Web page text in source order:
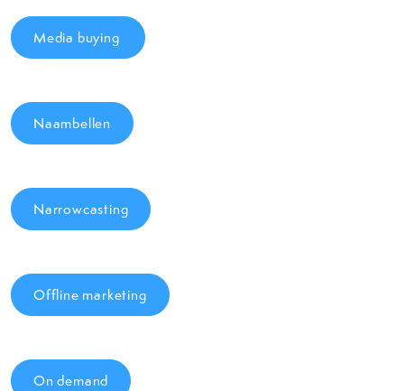
Media buying
Naambellen
Narrowcasting
Offline marketing
On demand